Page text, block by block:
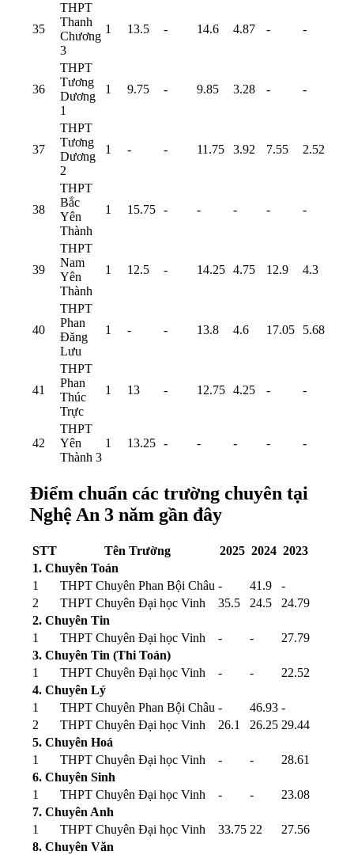
35
THPT
Thanh
Chương
3
1 13.5 - 14.6 4.87 - -
36
THPT
Tương
Dương
1
1 9.75 - 9.85 3.28 - -
37
THPT
Tương
Dương
2
1 - - 11.75 3.92 7.55 2.52
38
THPT
Bắc
Yên
Thành
1 15.75 - - - - -
39
THPT
Nam
Yên
Thành
1 12.5 - 14.25 4.75 12.9 4.3
40
THPT
Phan
Đăng
Lưu
1 - - 13.8 4.6 17.05 5.68
41
THPT
Phan
Thúc
Trực
1 13 - 12.75 4.25 - -
42
THPT
Yên
Thành 3
1 13.25 - - - - -
Điểm chuẩn các trường chuyên tại
Nghệ An 3 năm gần đây
STT Tên Trường 2025 2024 2023
1. Chuyên Toán
1
THPT Chuyên Phan Bội Châu - 41.9
-
2
THPT Chuyên Đại học Vinh 35.5 24.5
24.79
2. Chuyên Tin
1
THPT Chuyên Đại học Vinh - -
27.79
3. Chuyên Tin (Thi Toán)
1
THPT Chuyên Đại học Vinh - -
22.52
4. Chuyên Lý
1
THPT Chuyên Phan Bội Châu - 46.93 -
2
THPT Chuyên Đại học Vinh 26.1 26.25 29.44
5. Chuyên Hoá
1
THPT Chuyên Đại học Vinh - -
28.61
6. Chuyên Sinh
1
THPT Chuyên Đại học Vinh - -
23.08
7. Chuyên Anh
1
THPT Chuyên Đại học Vinh 33.75 22
27.56
8. Chuyên Văn